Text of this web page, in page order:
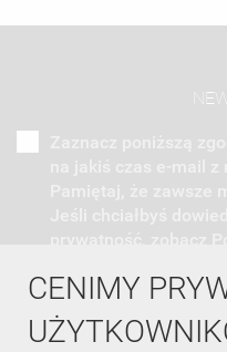
CENIMY